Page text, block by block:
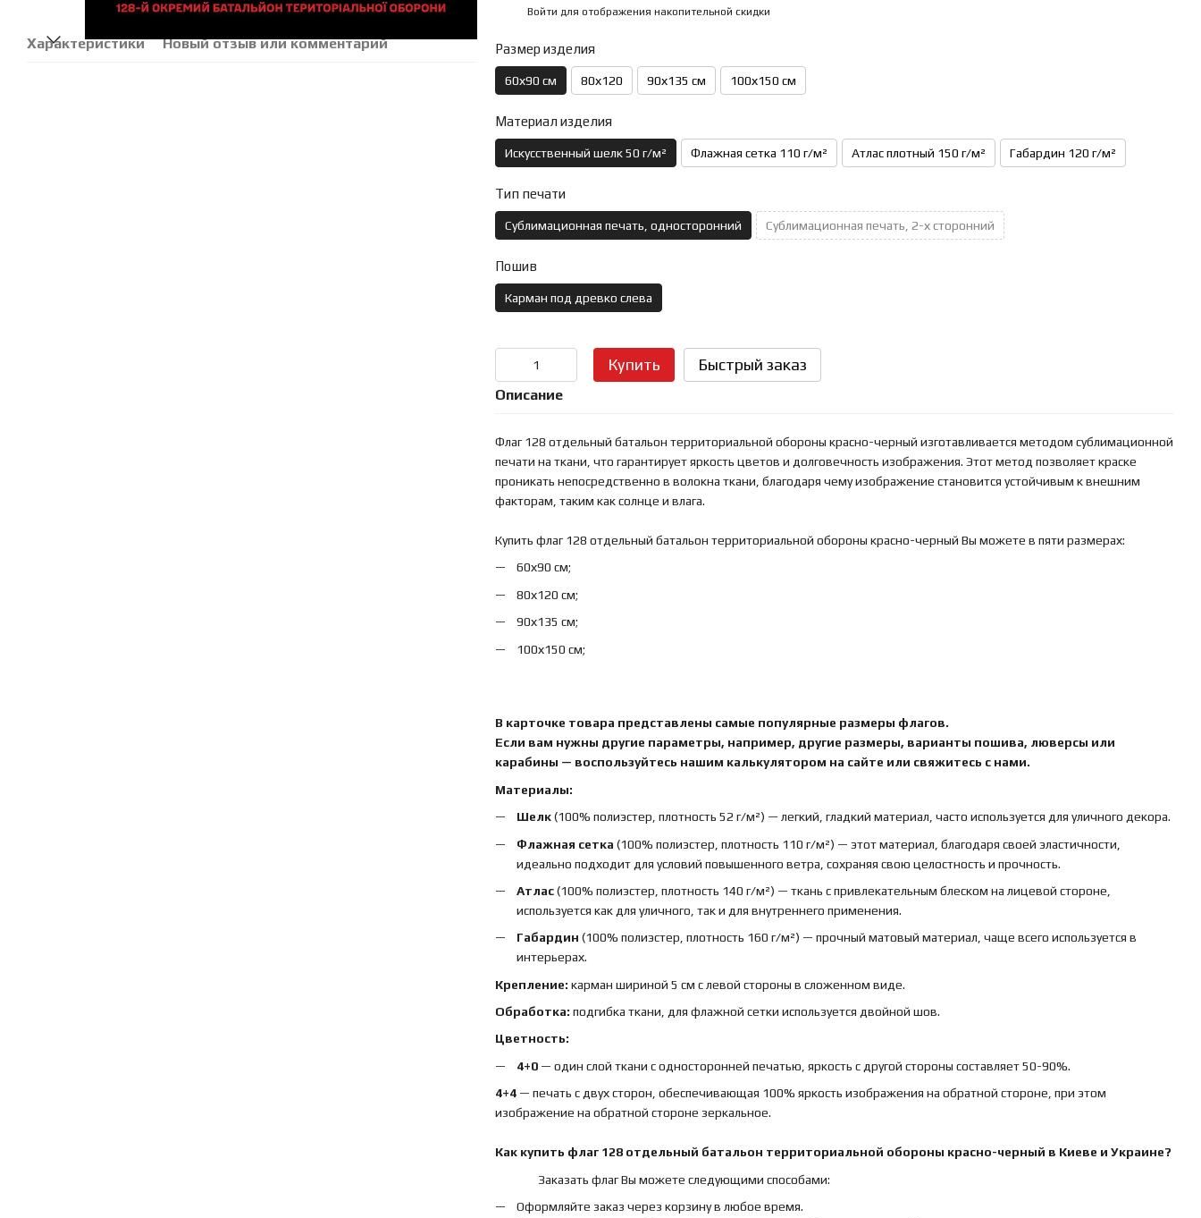
Характеристики Новый отзыв или комментарий
Войти для отображения накопительной скидки
Размер изделия
60х90 см 80х120 90х135 см 100х150 см
Материал изделия
Искусственный шелк 50 г/м² Флажная сетка 110 г/м² Атлас плотный 150 г/м² Габардин 120 г/м²
Тип печати
Сублимационная печать, односторонний Сублимационная печать, 2-х сторонний
Пошив
Карман под древко слева
Купить Быстрый заказ
Описание
Флаг 128 отдельный батальон территориальной обороны красно-черный изготавливается методом сублимационной
печати на ткани, что гарантирует яркость цветов и долговечность изображения. Этот метод позволяет краске
проникать непосредственно в волокна ткани, благодаря чему изображение становится устойчивым к внешним
факторам, таким как солнце и влага.
Купить флаг 128 отдельный батальон территориальной обороны красно-черный Вы можете в пяти размерах:
60х90 см;
80х120 см;
90х135 см;
100х150 см;
В карточке товара представлены самые популярные размеры флагов.
Если вам нужны другие параметры, например, другие размеры, варианты пошива, люверсы или
карабины — воспользуйтесь нашим калькулятором на сайте или свяжитесь с нами.
Материалы:
Шелк(100% полиэстер, плотность 52 г/м²) — легкий, гладкий материал, часто используется для уличного декора.
Флажная сетка (100% полиэстер, плотность 110 г/м²) — этот материал, благодаря своей эластичности,
идеально подходит для условий повышенного ветра, сохраняя свою целостность и прочность.
Атлас(100% полиэстер, плотность 140 г/м²) — ткань с привлекательным блеском на лицевой стороне,
используется как для уличного, так и для внутреннего применения.
Габардин (100% полиэстер, плотность 160 г/м²) — прочный матовый материал, чаще всего используется в
интерьерах.
Крепление: карман шириной 5 см с левой стороны в сложенном виде.
Обработка: подгибка ткани, для флажной сетки используется двойной шов.
Цветность:
4+0— один слой ткани с односторонней печатью, яркость с другой стороны составляет 50-90%.
4+4— печать с двух сторон, обеспечивающая 100% яркость изображения на обратной стороне, при этом
изображение на обратной стороне зеркальное.
Как купить флаг 128 отдельный батальон территориальной обороны красно-черный в Киеве и Украине?
Заказать флаг Вы можете следующими способами:
Оформляйте заказ через корзину в любое время.